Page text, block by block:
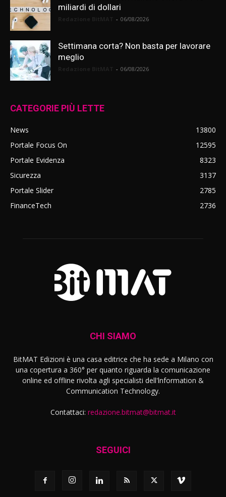
miliardi di dollari
- 06/08/2026
Settimana corta? Non basta per lavorare
meglio
- 06/08/2026
CATEGORIE PIÙ LETTE
News
13800
Portale Focus On
12595
Portale Evidenza
8323
Sicurezza
3137
Portale Slider
2785
FinanceTech
2736
CHI SIAMO
BitMAT Edizioni è una casa editrice che ha sede a Milano con
una copertura a 360° per quanto riguarda la comunicazione
online ed offline rivolta agli specialisti dell'lnformation &
Communication Technology.
Contattaci: redazione.bitmat@bitmat.it
SEGUICI